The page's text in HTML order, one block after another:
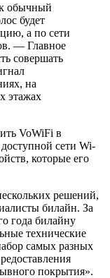
обычный
будет
а по сети
— Главное
совершать
на
этажах
VoWiFi в
сети Wi-
которые его
решений,
билайн. За
года билайну
технические
самых разных
покрытия».